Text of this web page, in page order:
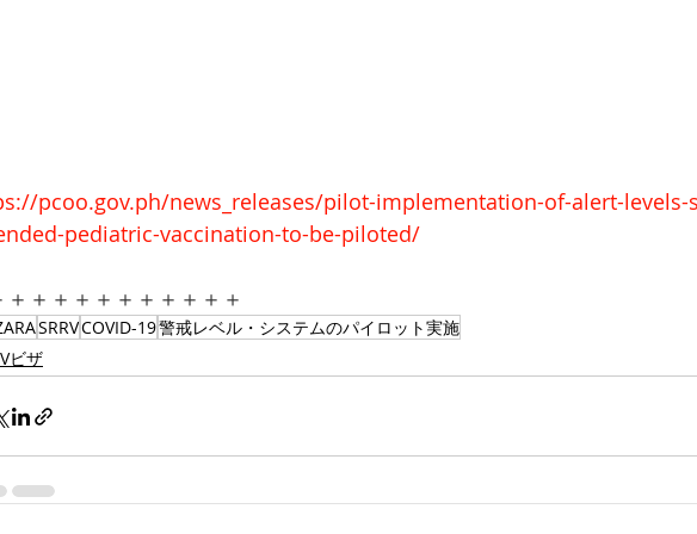
pcoo.gov.ph/news_releases/pilot-implementation-of-alert-levels-
pediatric-vaccination-to-be-piloted/
＋＋＋＋＋＋＋＋＋＋＋
SRRVCOVID-19警戒レベル・システムのパイロット実施
ビザ